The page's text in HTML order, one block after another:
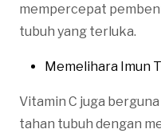
mempercepat
tubuh yang terluka.
Memelihara Imun
Vitamin C juga
tahan tubuh dengan